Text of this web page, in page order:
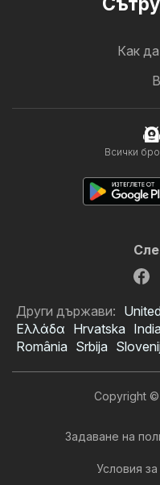
Как
Всички
Други държави:
Ελλάδα Hrvatska India
România Srbija
Copyright
Задаване на
Условия